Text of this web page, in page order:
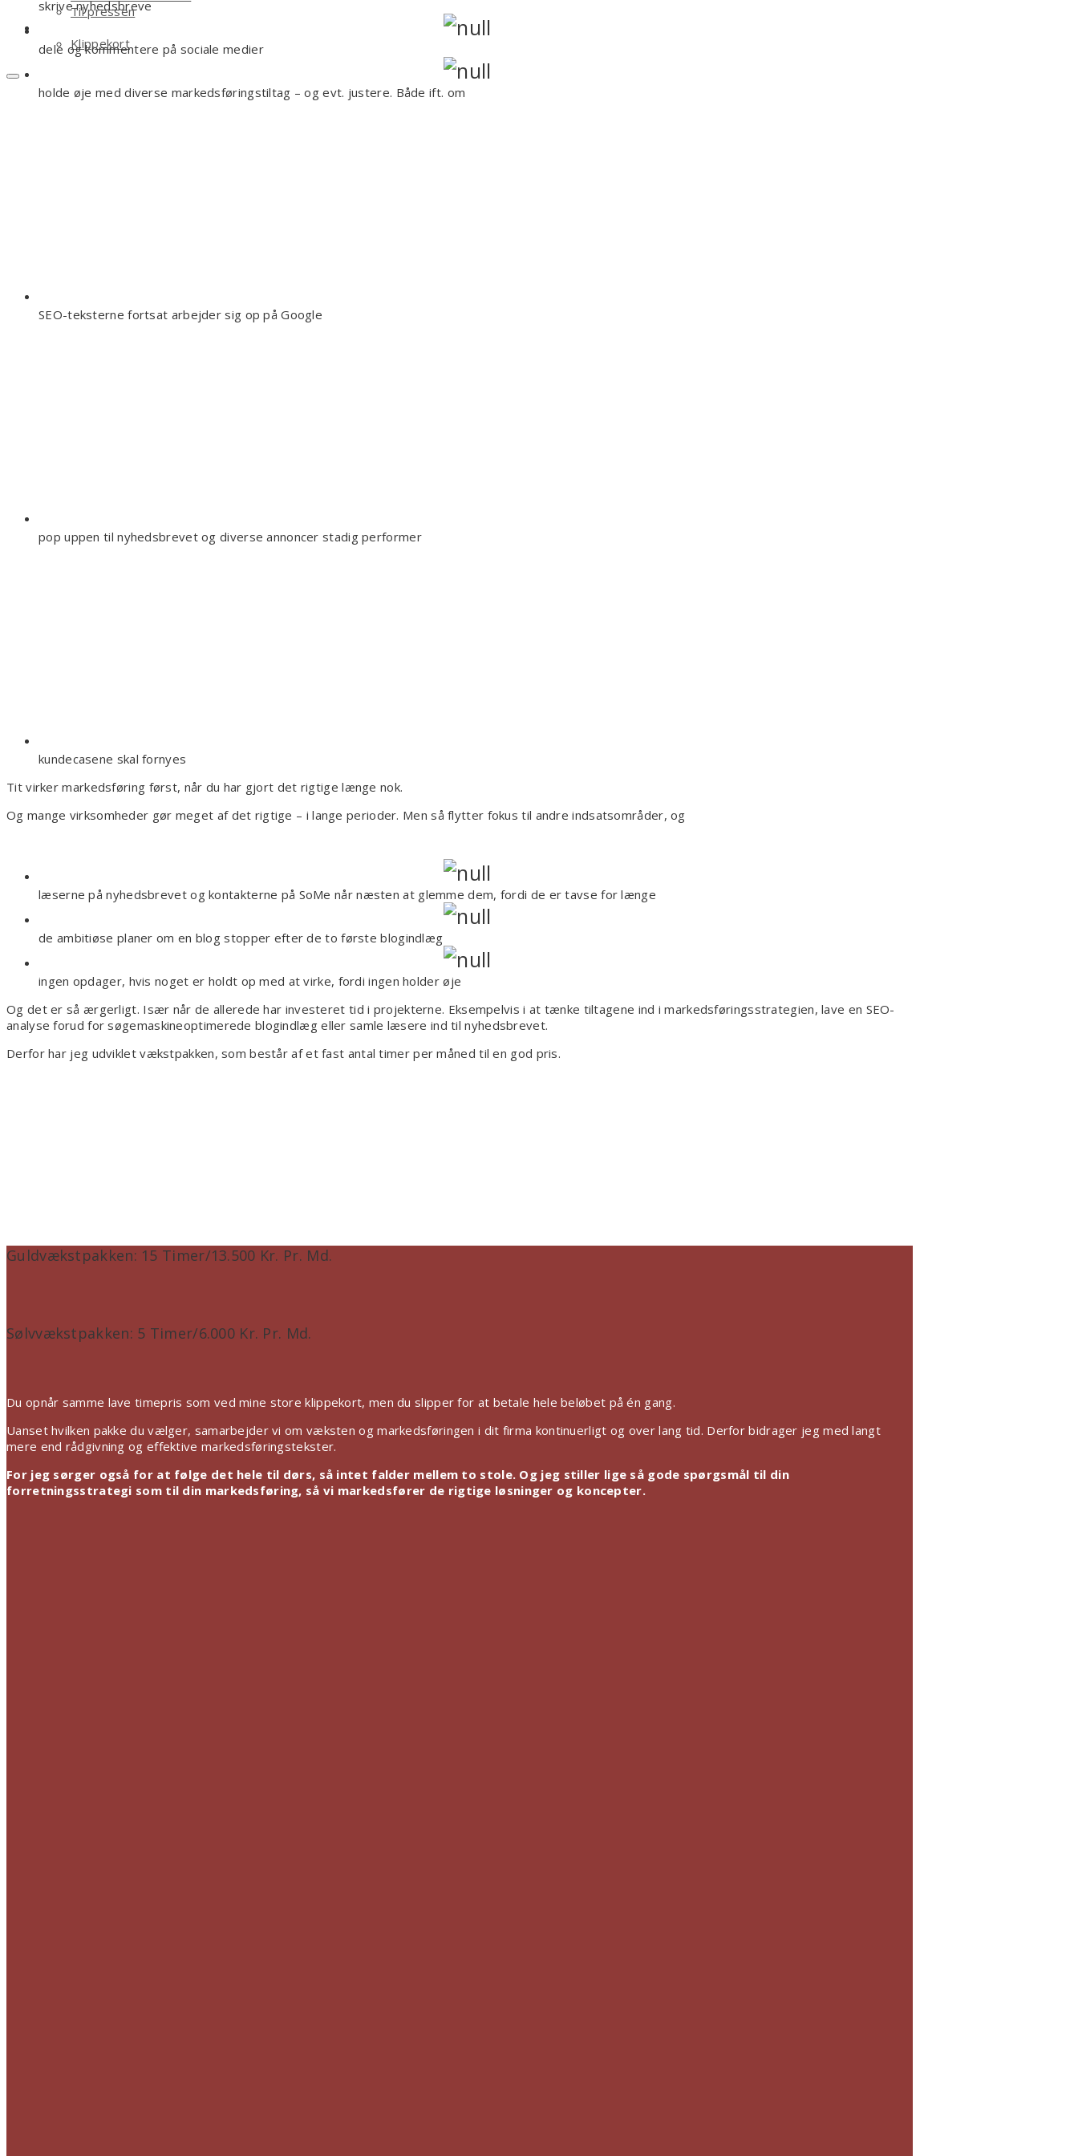
Til pressen
Klippekort
skrive nyhedsbreve
dele og kommentere på sociale medier
holde øje med diverse markedsføringstiltag – og evt. justere. Både ift. om
SEO-teksterne fortsat arbejder sig op på Google
pop uppen til nyhedsbrevet og diverse annoncer stadig performer
kundecasene skal fornyes
Tit virker markedsføring først, når du har gjort det rigtige længe nok.
Og mange virksomheder gør meget af det rigtige – i lange perioder. Men så flytter fokus til andre indsatsområder, og
læserne på nyhedsbrevet og kontakterne på SoMe når næsten at glemme dem, fordi de er tavse for længe
de ambitiøse planer om en blog stopper efter de to første blogindlæg
ingen opdager, hvis noget er holdt op med at virke, fordi ingen holder øje
Og det er så ærgerligt. Især når de allerede har investeret tid i projekterne. Eksempelvis i at tænke tiltagene ind i markedsføringsstrategien, lave en SEO-
analyse forud for søgemaskineoptimerede blogindlæg eller samle læsere ind til nyhedsbrevet.
Derfor har jeg udviklet vækstpakken, som består af et fast antal timer per måned til en god pris.
Guldvækstpakken: 15 Timer/13.500 Kr. Pr. Md.
Sølvvækstpakken: 5 Timer/6.000 Kr. Pr. Md.
Du opnår samme lave timepris som ved mine store klippekort, men du slipper for at betale hele beløbet på én gang.
Uanset hvilken pakke du vælger, samarbejder vi om væksten og markedsføringen i dit firma kontinuerligt og over lang tid. Derfor bidrager jeg med langt
mere end rådgivning og effektive markedsføringstekster.
For jeg sørger også for at følge det hele til dørs, så intet falder mellem to stole. Og jeg stiller lige så gode spørgsmål til din
forretningsstrategi som til din markedsføring, så vi markedsfører de rigtige løsninger og koncepter.